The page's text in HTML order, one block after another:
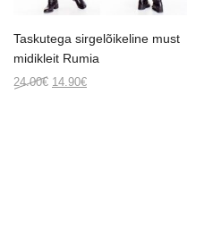
Taskutega sirgelõikeline must
midikleit Rumia
24.00€ Original
14.90€Current